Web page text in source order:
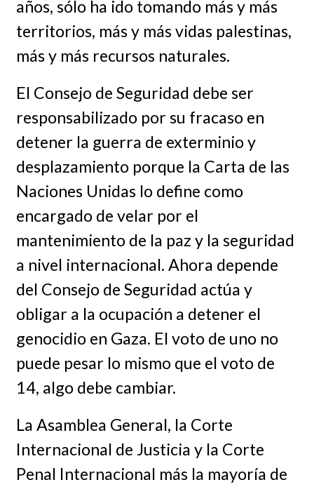
años, sólo ha ido tomando más y más
territorios, más y más vidas palestinas,
más y más recursos naturales.
El Consejo de Seguridad debe ser
responsabilizado por su fracaso en
detener la guerra de exterminio y
desplazamiento porque la Carta de las
Naciones Unidas lo define como
encargado de velar por el
mantenimiento de la paz y la seguridad
a nivel internacional. Ahora depende
del Consejo de Seguridad actúa y
obligar a la ocupación a detener el
genocidio en Gaza. El voto de uno no
puede pesar lo mismo que el voto de
14, algo debe cambiar.
La Asamblea General, la Corte
Internacional de Justicia y la Corte
Penal Internacional más la mayoría de